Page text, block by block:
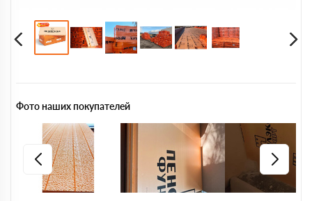
Фото наших покупателей